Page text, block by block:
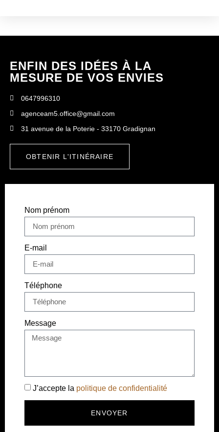
ENFIN DES IDÉES À LA
MESURE DE VOS ENVIES
0647996310
agenceam5.office@gmail.com
31 avenue de la Poterie - 33170 Gradignan
OBTENIR L'ITINÉRAIRE
Nom prénom
E-mail
Téléphone
Message
J’accepte la politique de confidentialité
ENVOYER